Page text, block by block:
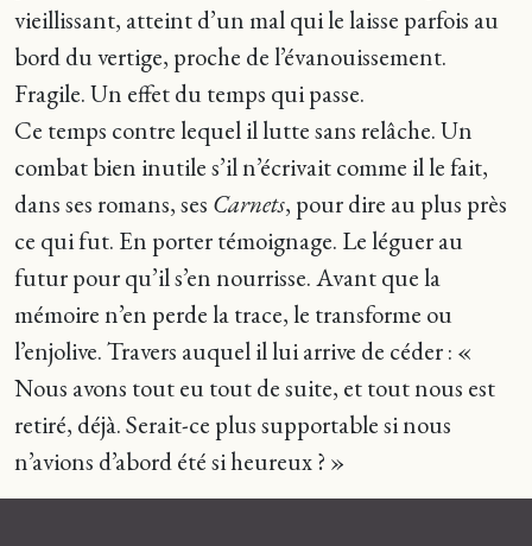
vieillissant, atteint d’un mal qui le laisse parfois au
bord du vertige, proche de l’évanouissement.
Fragile. Un effet du temps qui passe.
Ce temps contre lequel il lutte sans relâche. Un
combat bien inutile s’il n’écrivait comme il le fait,
dans ses romans, ses Carnets, pour dire au plus près
ce qui fut. En porter témoignage. Le léguer au
futur pour qu’il s’en nourrisse. Avant que la
mémoire n’en perde la trace, le transforme ou
l’enjolive. Travers auquel il lui arrive de céder : «
Nous avons tout eu tout de suite, et tout nous est
retiré, déjà. Serait-ce plus supportable si nous
n’avions d’abord été si heureux ? »